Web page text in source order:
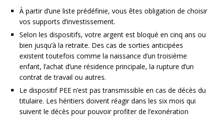
À partir d’une liste prédéfinie, vous êtes obligation de choisir
vos supports d’investissement.
Selon les dispositifs, votre argent est bloqué en cinq ans ou
bien jusqu’à la retraite. Des cas de sorties anticipées
existent toutefois comme la naissance d’un troisième
enfant, l’achat d’une résidence principale, la rupture d’un
contrat de travail ou autres.
Le dispositif PEE n’est pas transmissible en cas de décès du
titulaire. Les héritiers doivent réagir dans les six mois qui
suivent le décès pour pouvoir profiter de l’exonération